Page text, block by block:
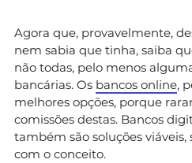
Agora que, provavelmente,
nem sabia que tinha, saiba
não todas, pelo menos
bancárias. Os bancos online,
melhores opções, porque
comissões destas. Bancos
também são soluções viáveis,
com o conceito.